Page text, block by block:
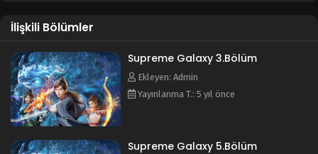
birkaç genç öğrenci kaldı. Güçsüzlüklerinden dolayı diğer
götürüldüler . Genç Efendi Chu Xinghe, görkemini yeniden
kazanmak için öğrencilerini on iki yıldızlı alemleri kırmaya ve
evrenin Efendisi altındaki 12 Yıldız Uygulayıcısını yenmeye
yönlendirdi. Sonunda babasını ve Yıldız tarikatının tüm
halkını kurtardı.Animenin diğer isimleri:
İlişkili Bölümler
Supreme Galaxy 3.Bölüm
Ekleyen: Admin
Yayınlanma T.: 5 yıl önce
Supreme Galaxy 5.Bölüm